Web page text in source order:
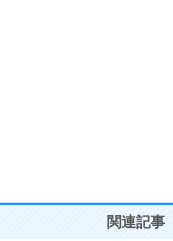
ことが大切。
関連記事